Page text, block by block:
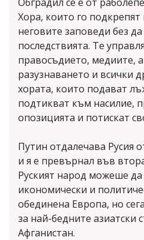
Хора, които го
неговите заповеди без
последствията. Те
правосъдието, медиите,
разузнаването и всички
хората, които подават
подтикват към насилие,
опозицията и потискат
Путин отдалечава Русия
и я е превърнал във
Руският народ можеше да
икономически и
обединена Европа, но
за най-бедните азиатски
Афганистан.